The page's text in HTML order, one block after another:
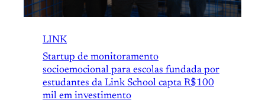
LINK
Startup de monitoramento
socioemocional para escolas fundada por
estudantes da Link School capta R$100
mil em investimento